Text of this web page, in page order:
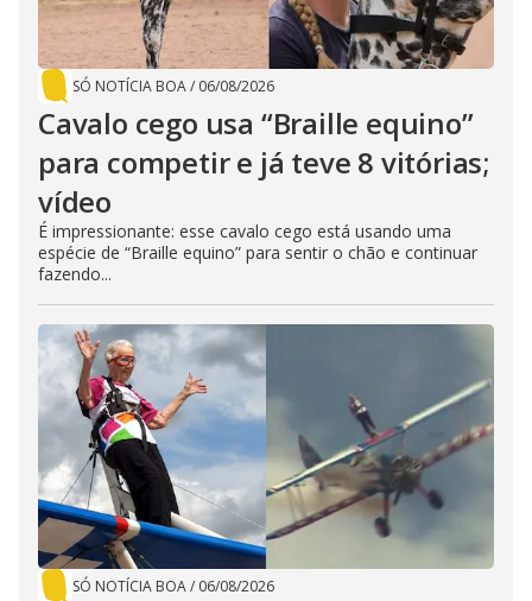
SÓ NOTÍCIA BOA/ 06/08/2026
Cavalo cego usa “Braille equino”
para competir e já teve 8 vitórias;
vídeo
É impressionante: esse cavalo cego está usando uma
espécie de “Braille equino” para sentir o chão e continuar
fazendo...
SÓ NOTÍCIA BOA/ 06/08/2026